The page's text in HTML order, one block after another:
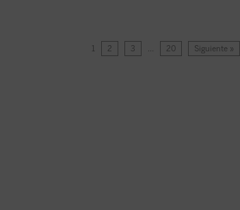
1 2 3 … 20 Siguiente »